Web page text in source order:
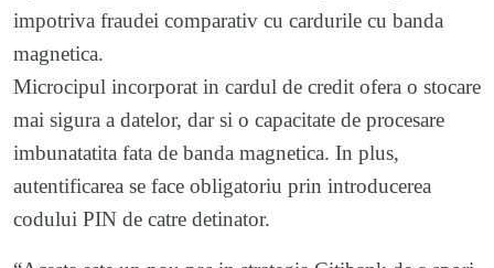
impotriva fraudei comparativ cu cardurile cu banda
magnetica.
Microcipul incorporat in cardul de credit ofera o stocare
mai sigura a datelor, dar si o capacitate de procesare
imbunatatita fata de banda magnetica. In plus,
autentificarea se face obligatoriu prin introducerea
codului PIN de catre detinator.